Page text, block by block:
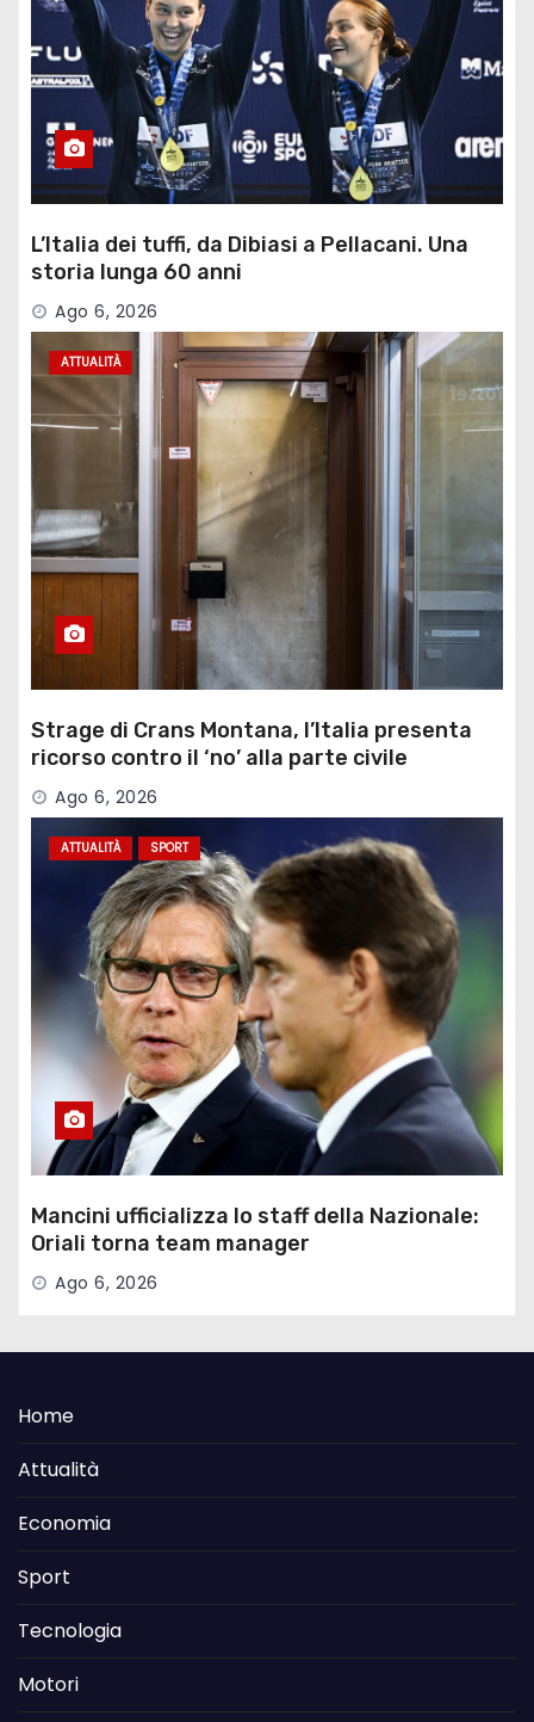
L’Italia dei tuffi, da Dibiasi a Pellacani. Una
storia lunga 60 anni
Ago 6, 2026
ATTUALITÀ
Strage di Crans Montana, l’Italia presenta
ricorso contro il ‘no’ alla parte civile
Ago 6, 2026
ATTUALITÀ SPORT
Mancini ufficializza lo staff della Nazionale:
Oriali torna team manager
Ago 6, 2026
Home
Attualità
Economia
Sport
Tecnologia
Motori